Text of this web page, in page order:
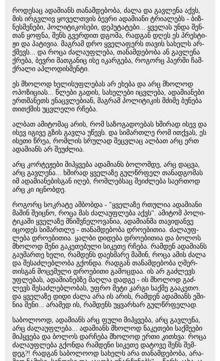
რო­დე­საც ადა­მი­ანს თა­ნამ­დე­ბო­ბა, ძალა და გავ­ლე­ნა აქვს,
მის ირ­გვლივ ყო­ველ­თვის ბევ­რი ადა­მი­ა­ნი ტრი­ა­ლებს - ბიზ­
ნეს­მე­ნე­ბი, პო­ლი­ტი­კო­სე­ბი, დე­პუ­ტა­ტე­ბი... ყვე­ლას უნდა შენ­
თან ყოფ­ნა, შენს გვერ­დით დგო­მა, რად­გან დღეს ეს პრეს­ტი­
ჟი და პა­ტი­ვია. მაგ­რამ დრო ყვე­ლა­ფერს თა­ვის სა­ხელს არ­
ქმევს... და როცა ძა­ლა­უფ­ლე­ბა, თა­ნამ­დე­ბო­ბა ან გავ­ლე­ნა
ქრე­ბა, ბევ­რი მათ­გა­ნიც ისე იკარ­გე­ბა, რო­გორც ჰა­ერ­ში ჩამ­
ქრა­ლი აპ­ლო­დის­მენ­ტი.
ეს მხო­ლოდ ხე­ლი­სუფ­ლე­ბას არ ეხე­ბა და არც მხო­ლოდ
ოპო­ზი­ცი­ას... წლე­ბი გა­დის, სა­ხე­ლე­ბი იც­ვლე­ბა, ადა­მი­ა­ნე­ბი
ერ­თმა­ნეთს ენაც­ვლე­ბი­ან, მაგ­რამ პო­ლი­ტი­კის მძი­მე ბუ­ნე­ბა
თით­ქმის უც­ვლე­ლი რჩე­ბა.
ალ­ბათ ამი­ტო­მაც არის, რომ სა­ზო­გა­დო­ე­ბას ხში­რად ისევ და
ისევ იგი­ვე გზის გავ­ლა უწევს. და სი­მარ­თლე რომ ით­ქვას, ეს
ისე­თი წრეა, რომ­ლის სრუ­ლად შეც­ვლაც ალ­ბათ არც ერთ
ადა­მი­ანს არ შე­უძ­ლია.
არც კორ­ტეჟე­ბი მიჰ­ყვე­ბა ადა­მი­ანს ბო­ლომ­დე, არც დაც­ვა,
არც გავ­ლე­ნა... ხში­რად ყვე­ლა­ზე გულ­წრფელ თა­ნად­გო­მას
იმ ადა­მი­ა­ნე­ბის­გან იღებ, რომ­ლებ­საც შე­იძ­ლე­ბა სა­ერ­თოდ
არც კი იც­ნობ­დე.
რო­გორც სოკ­რა­ტე ამ­ბობ­და - "ყვე­ლა­ზე რთუ­ლია ადა­მი­ა­ნი
მა­შინ შე­იც­ნო, როცა მას ძა­ლა­უფ­ლე­ბა აქვს". ამი­ტომ პო­ლი­
ტი­კა­ში ყვე­ლა­ზე მნიშ­ვნე­ლო­ვა­ნია, ადა­მი­ან­მა თა­ვი­დან­ვე
იცო­დეს სი­მარ­თლე - თა­ნამ­დე­ბო­ბა დრო­ე­ბი­თია. ძა­ლა­უფ­
ლე­ბა დრო­ე­ბი­თია. ყალ­ბი დი­დე­ბა დრო­ე­ბი­თია და ბო­ლოს
მხო­ლოდ შენი გა­კე­თე­ბუ­ლი სი­კე­თე რჩე­ბა. რამ­დენ ადა­მი­ანს
გა­უ­მარ­თე ხელი, რამ­დენს და­ეხ­მა­რე მა­შინ, როცა ამის ძალა
და შე­საძ­ლებ­ლო­ბა გქონ­და. რად­გან თა­ნამ­დე­ბო­ბა ღმერ­
თის­გან მო­ცე­მუ­ლი დრო­ე­ბი­თი გა­მოც­დაა. ის არ გაძ­ლევს
უფ­ლე­ბას, ადა­მი­ა­ნებ­ზე მაღ­ლა დად­გე - ის მხო­ლოდ გაძ­
ლევს შე­საძ­ლებ­ლო­ბას, უფრო მეტი კარ­გი საქ­მე გა­ა­კე­თო.
და ყვე­ლა­ზე დიდი ძალა არა ის არის, რამ­დენ ადა­მი­ანს ეში­
ნია შენი... არა­მედ ის, რამ­დენს უყ­ვარ­ხარ გულ­წრფე­ლად.
სა­ბო­ლო­ოდ, ადა­მი­ანს არც ფული მიჰ­ყვე­ბა, არც გავ­ლე­ნა,
არც ძა­ლა­უფ­ლე­ბა... ადა­მი­ანს მხო­ლოდ ნა­კე­თე­ბი საქ­მე­ე­ბი
მიჰ­ყვე­ბა და ბო­ლოს დარ­ჩე­ბა მხო­ლოდ ერთი კი­თხვა: როცა
ძა­ლა­უფ­ლე­ბა გქონ­და რამ­დე­ნი სი­კე­თე და­ტო­ვე შენს შემ­
დეგ?! რად­გან სა­ბო­ლო­ოდ სა­ხელს არა თა­ნამ­დე­ბო­ბა, არა­